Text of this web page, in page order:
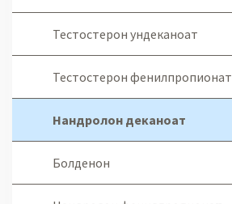
Тестостерон ундеканоат
Тестостерон фенилпропионат
Нандролон деканоат
Болденон